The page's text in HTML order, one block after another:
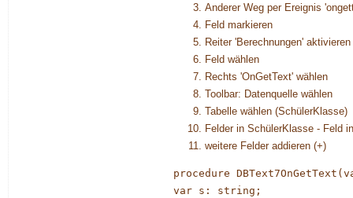
Anderer Weg per Ereignis
Feld markieren
Reiter 'Berechnungen' aktivieren
Feld wählen
Rechts 'OnGetText' wählen
Toolbar: Datenquelle wählen
Tabelle wählen (SchülerKlasse)
Felder in SchülerKlasse - Feld
weitere Felder addieren (+)
procedure
var s: string;